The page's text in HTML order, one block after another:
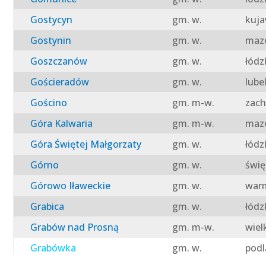
Gostycyn
gm. w.
Gostynin
gm. w.
Goszczanów
gm. w.
Gościeradów
gm. w.
Gościno
gm. m-w.
Góra Kalwaria
gm. m-w.
Góra Świętej Małgorzaty
gm. w.
Górno
gm. w.
Górowo Iławeckie
gm. w.
Grabica
gm. w.
Grabów nad Prosną
gm. m-w.
Grabówka
gm. w.